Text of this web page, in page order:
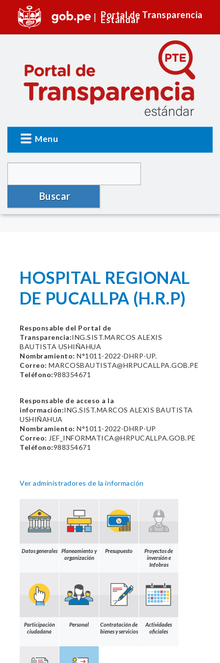
Portal de Transparencia
Estándar
Menu
Buscar
HOSPITAL REGIONAL
DE PUCALLPA (H.R.P)
Responsable del Portal de
Transparencia:ING.SIST.MARCOS ALEXIS
BAUTISTA USHIÑAHUA
Nombramiento: N°1011-2022-DHRP-UP.
Correo: MARCOSBAUTISTA@HRPUCALLPA.GOB.PE
Teléfono:988354671
Responsable de acceso a la
información:ING.SIST.MARCOS ALEXIS BAUTISTA
USHIÑAHUA
Nombramiento: N°1011-2022-DHRP-UP
Correo: JEF_INFORMATICA@HRPUCALLPA.GOB.PE
Teléfono:988354671
Ver administradores de la información
Datos generales
Planeamiento y
organización
Presupuesto
Proyectos de
inversión e
Infobras
Participación
ciudadana
Personal
Contratación de
bienes y servicios
Actividades
oficiales